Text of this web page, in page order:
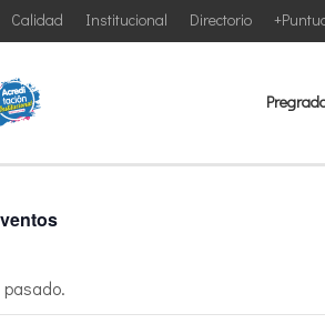
Directorio
Institucional
Calidad